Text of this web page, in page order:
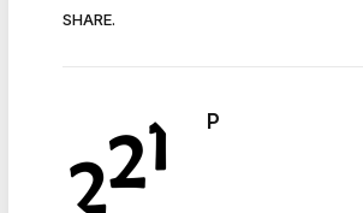
SHARE.
P